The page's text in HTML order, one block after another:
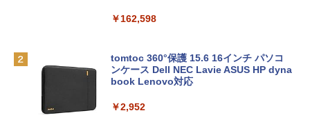
￥162,598
tomtoc 360°保護 15.6 16インチ パソコ
ンケース Dell NEC Lavie ASUS HP dyna
book Lenovo対応
￥2,952